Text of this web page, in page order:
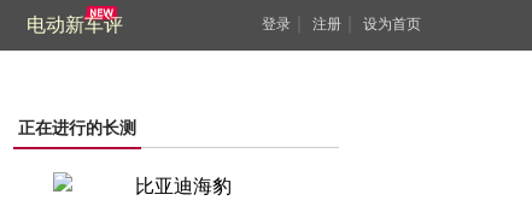
电动新车评 登录 注册 设为首页
正在进行的长测